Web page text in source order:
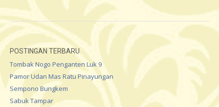
POSTINGAN TERBARU
Tombak Nogo Penganten Luk 9
Pamor Udan Mas Ratu Pinayungan
Sempono Bungkem
Sabuk Tampar